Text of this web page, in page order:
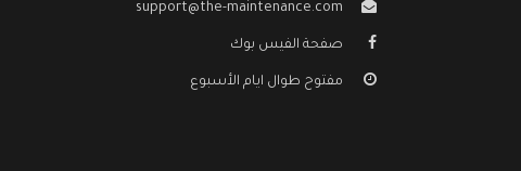
support@the-maintenance.com
صفحة الفيس بوك
مفتوح طوال ايام الأسبوع